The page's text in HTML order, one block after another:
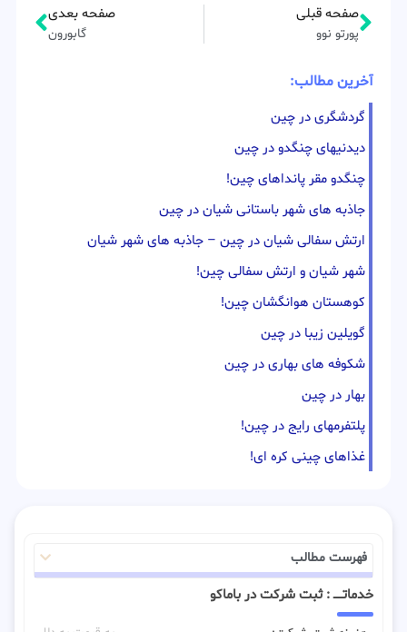
صفحه قبلی
پورتو نوو
صفحه بعدی
گابورون
آخرین مطالب:
گردشگری در چین
دیدنیهای چنگدو در چین
چنگدو مقر پانداهای چین!
جاذبه های شهر باستانی شیان در چین
ارتش سفالی شیان در چین – جاذبه های شهر شیان
شهر شیان و ارتش سفالی چین!
کوهستان هوانگشان چین!
گویلین زیبا در چین
شکوفه های بهاری در چین
بهار در چین
پلتفرمهای رایج در چین!
غذاهای چینی کره ای!
فهرست مطالب
خدماتـــــ : ثبت شرکت در باماکو